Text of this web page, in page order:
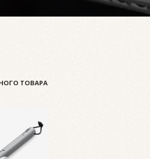
ТОВАРА